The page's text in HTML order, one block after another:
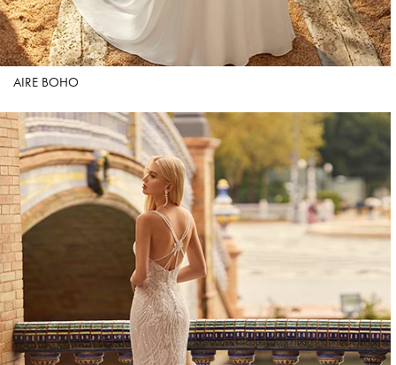
AIRE BOHO